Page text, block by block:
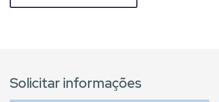
Solicitar informações